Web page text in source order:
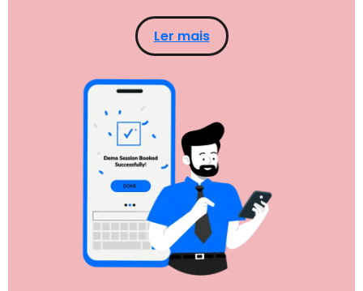
Ler mais